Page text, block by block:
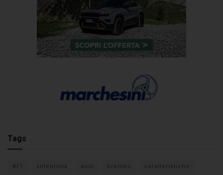
Tags
#F1 anteprima audi brembo caratteristiche